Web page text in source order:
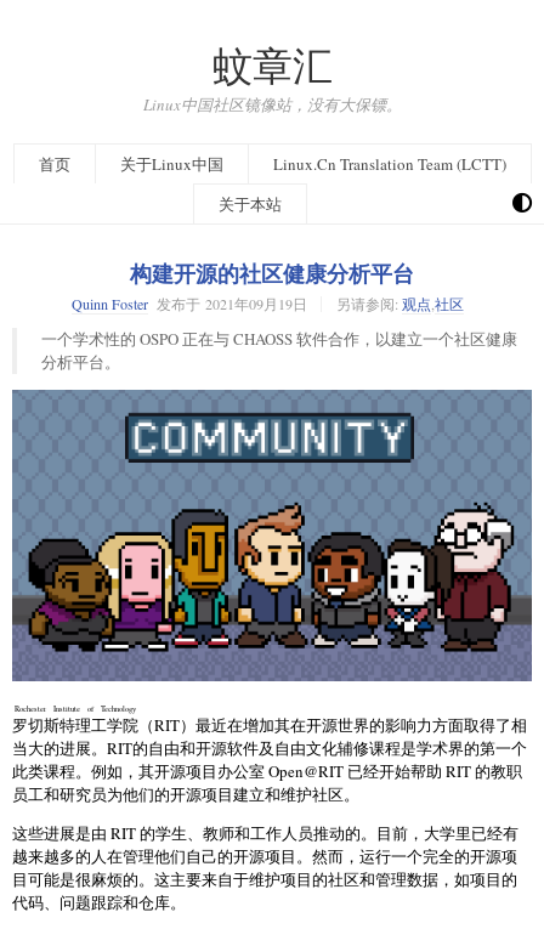
蚊章汇
Linux中国社区镜像站，没有大保镖。
首页 关于Linux中国
Linux.Cn Translation Team (LCTT)
关于本站
构建开源的社区健康分析平台
Quinn Foster 发布于 2021年09月19日 另请参阅: 观点 社区
一个学术性的 OSPO 正在与 CHAOSS 软件合作，以建立一个社区健康
分析平台。
罗切斯特理工学院
Rochester Institute of Technology
（RIT）最近在增加其在开源世界的影响力方面取得了相
当大的进展。RIT的自由和开源软件及自由文化辅修课程是学术界的第一个
此类课程。例如，其开源项目办公室 Open@RIT 已经开始帮助 RIT 的教职
员工和研究员为他们的开源项目建立和维护社区。
这些进展是由 RIT 的学生、教师和工作人员推动的。目前，大学里已经有
越来越多的人在管理他们自己的开源项目。然而，运行一个完全的开源项
目可能是很麻烦的。这主要来自于维护项目的社区和管理数据，如项目的
代码、问题跟踪和仓库。